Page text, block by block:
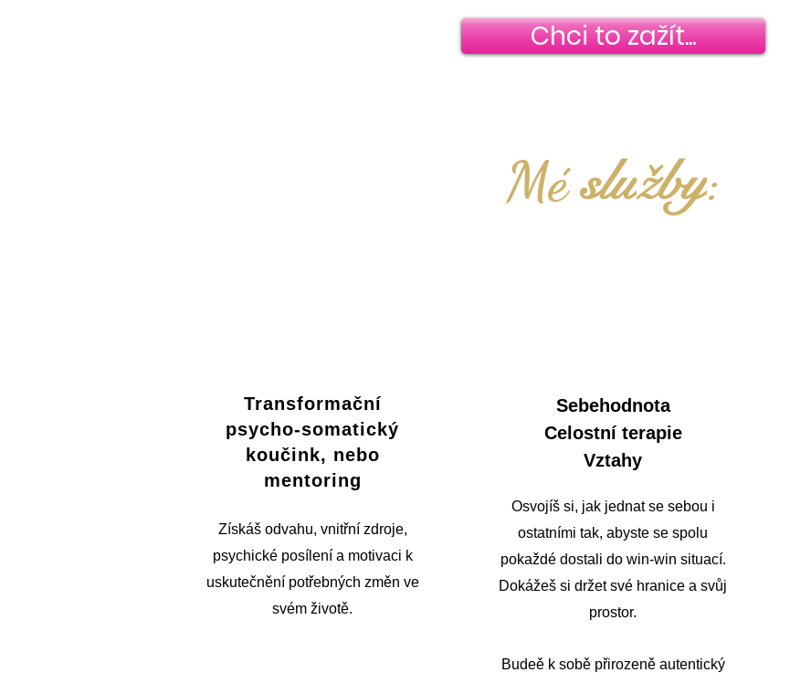
Chci to zažít...
Méslužby:
Transformační
psycho-somatický
koučink, nebo
mentoring
Získáš odvahu, vnitřní zdroje,
psychické posílení a motivaci k
uskutečnění potřebných změn ve
svém životě.
Sebehodnota
Celostní terapie
Vztahy
Osvojíš si, jak jednat se sebou i
ostatními tak, abyste se spolu
pokaždé dostali do win-win situací.
Dokážeš si držet své hranice a svůj
prostor.
Budeě k sobě přirozeně autentický